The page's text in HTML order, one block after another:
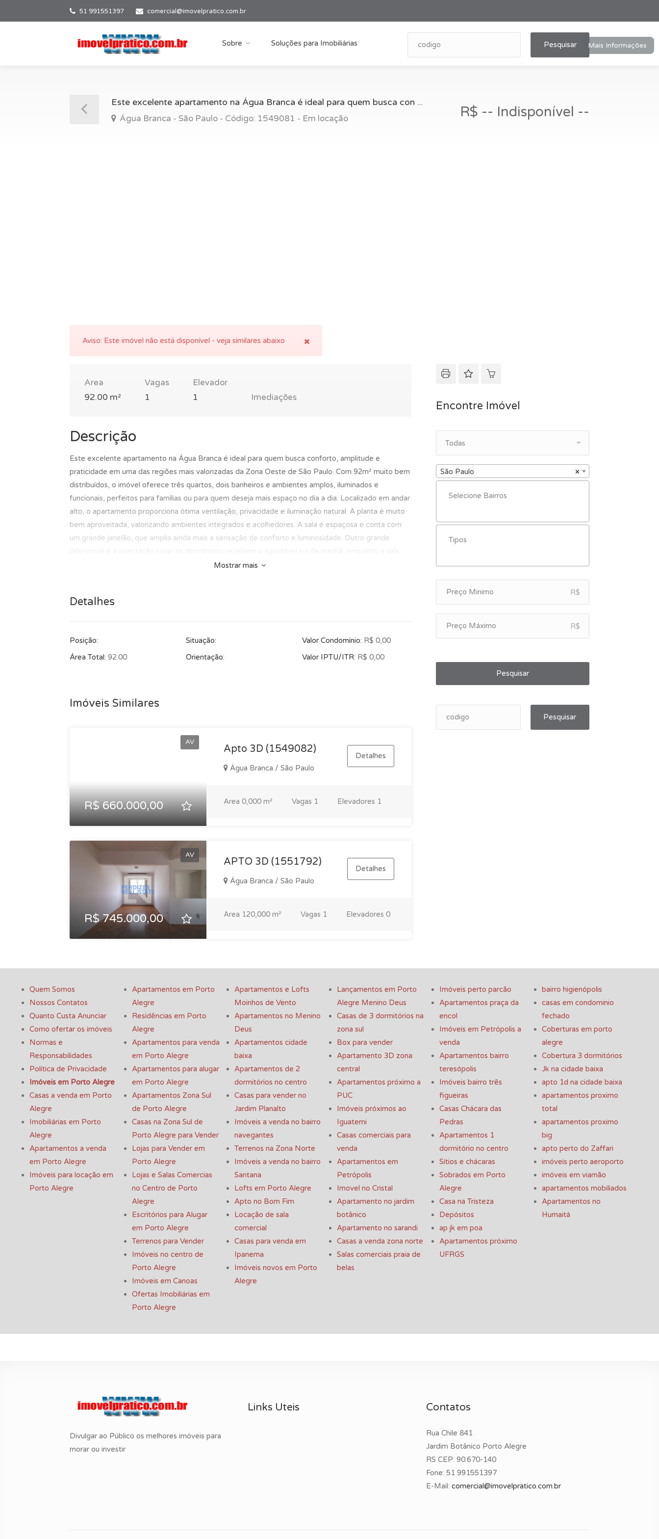
51 991551397 comercial@imovelpratico.com.br
Sobre Soluções para Imobiliárias Pesquisar
Este excelente apartamento na Água Branca é ideal para quem busca con ...
Água Branca - São Paulo - Código: 1549081 - Em locação R$ -- Indisponível --
Aviso: Este imóvel não está disponível - veja similares abaixo
Area
92.00 m²
Vagas
1
Elevador
1
Imediações
Descrição
Este excelente apartamento na Água Branca é ideal para quem busca conforto, amplitude e
praticidade em uma das regiões mais valorizadas da Zona Oeste de São Paulo. Com 92m² muito bem
distribuídos, o imóvel oferece três quartos, dois banheiros e ambientes amplos, iluminados e
funcionais, perfeitos para famílias ou para quem deseja mais espaço no dia a dia. Localizado em andar
alto, o apartamento proporciona ótima ventilação, privacidade e iluminação natural. A planta é muito
bem aproveitada, valorizando ambientes integrados e acolhedores. A sala é espaçosa e conta com
um grande janelão, que amplia ainda mais a sensação de conforto e luminosidade. Outro grande
recebe sol da tarde, deixando o apartamento iluminado e aconchegante ao longo de todo o dia. O
gás, oferecendo mais praticidade e organização para a rotina. A vaga de garagem completa a
grandes destaques. Situado na Rua Mário Sette, o apartamento possui fácil acesso às regiões de
Perdizes, Pompeia, Barra Funda e Vila Romana, além de estar próximo à Estação Barra Funda, Allianz
excelente mobilidade urbana. Uma excelente oportunidade para quem busca um apartamento amplo,
Mostrar mais
Detalhes
Posição:
Área Total: 92.00
Situação:
Orientação:
Valor Condomínio: R$ 0,00
Valor IPTU/ITR: R$ 0,00
Imóveis Similares
AV
R$ 660.000,00
Apto 3D (1549082)
Água Branca / São Paulo
Detalhes
Area 0,000 m² Vagas 1 Elevadores 1
AV
R$ 745.000,00
APTO 3D (1551792)
Água Branca / São Paulo
Detalhes
Area 120,000 m² Vagas 1 Elevadores 0
Encontre Imóvel
Todas
×
São Paulo
R$
R$
Pesquisar
Pesquisar
Quem Somos
Nossos Contatos
Quanto Custa Anunciar
Como ofertar os imóveis
Normas e
Responsabilidades
Política de Privacidade
Imóveis em Porto Alegre
Casas a venda em Porto
Alegre
Imobiliárias em Porto
Alegre
Apartamentos a venda
em Porto Alegre
Imóveis para locação em
Porto Alegre
Apartamentos em Porto
Alegre
Residências em Porto
Alegre
Apartamentos para venda
em Porto Alegre
Apartamentos para alugar
em Porto Alegre
Apartamentos Zona Sul
de Porto Alegre
Casas na Zona Sul de
Porto Alegre para Vender
Lojas para Vender em
Porto Alegre
Lojas e Salas Comercias
no Centro de Porto
Alegre
Escritórios para Alugar
em Porto Alegre
Terrenos para Vender
Imóveis no centro de
Porto Alegre
Imóveis em Canoas
Ofertas Imobiliárias em
Porto Alegre
Apartamentos e Lofts
Moinhos de Vento
Apartamentos no Menino
Deus
Apartamentos cidade
baixa
Apartamentos de 2
dormitórios no centro
Casas para vender no
Jardim Planalto
Imóveis a venda no bairro
navegantes
Terrenos na Zona Norte
Imóveis a venda no bairro
Santana
Lofts em Porto Alegre
Apto no Bom Fim
Locação de sala
comercial
Casas para venda em
Ipanema
Imóveis novos em Porto
Alegre
Lançamentos em Porto
Alegre Menino Deus
Casas de 3 dormitórios na
zona sul
Box para vender
Apartamento 3D zona
central
Apartamentos próximo a
PUC
Imóveis próximos ao
Iguatemi
Casas comerciais para
venda
Apartamentos em
Petrópolis
Imovel no Cristal
Apartamento no jardim
botânico
Apartamento no sarandi
Casas a venda zona norte
Salas comerciais praia de
belas
Imóveis perto parcão
Apartamentos praça da
encol
Imóveis em Petrópolis a
venda
Apartamentos bairro
teresópolis
Imóveis bairro três
figueiras
Casas Chácara das
Pedras
Apartamentos 1
dormitório no centro
Sítios e chácaras
Sobrados em Porto
Alegre
Casa na Tristeza
Depósitos
ap jk em poa
Apartamentos próximo
UFRGS
bairro higienópolis
casas em condominio
fechado
Coberturas em porto
alegre
Cobertura 3 dormitórios
Jk na cidade baixa
apto 1d na cidade baixa
apartamentos proximo
total
apartamentos proximo
big
apto perto do Zaffari
imóveis perto aeroporto
imóveis em viamão
apartamentos mobiliados
Apartamentos no
Humaitá
Divulgar ao Público os melhores imóveis para
morar ou investir
Links Uteis Contatos
Rua Chile 841
Jardim Botânico Porto Alegre
RS CEP: 90.670-140
Fone: 51 991551397
E-Mail: comercial@imovelpratico.com.br
Mais Informações